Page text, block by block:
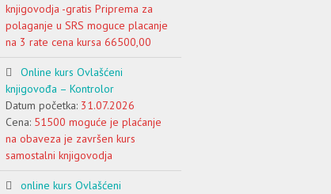
knjigovodja -gratis Priprema za
polaganje u SRS moguce placanje
na 3 rate cena kursa 66500,00
Online kurs Ovlašćeni
knjigovođa – Kontrolor
Datum početka: 31.07.2026
Cena: 51500 moguće je plaćanje
na obaveza je završen kurs
samostalni knjigovodja
online kurs Ovlašćeni